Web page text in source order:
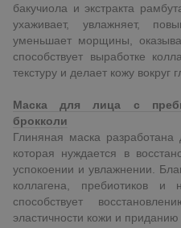
бакучиола и экстракта
ухаживает, увлажняет,
уменьшает морщины,
способствует выработке
текстуру и делает кожу вокруг
Маска для лица с
брокколи
Глиняная маска разработана
которая нуждается в
успокоении и увлажнении.
коллагена, пребиотиков и
способствует
эластичности кожи и